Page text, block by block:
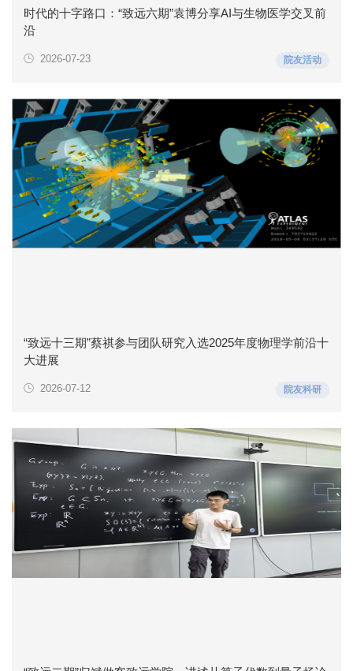
时代的十字路口：“致远六期”袁博分享AI与生物医学交叉前
沿
2026-07-23 院友活动
“致远十三期”蔡祺参与团队研究入选2025年度物理学前沿十
大进展
2026-07-12 院友科研